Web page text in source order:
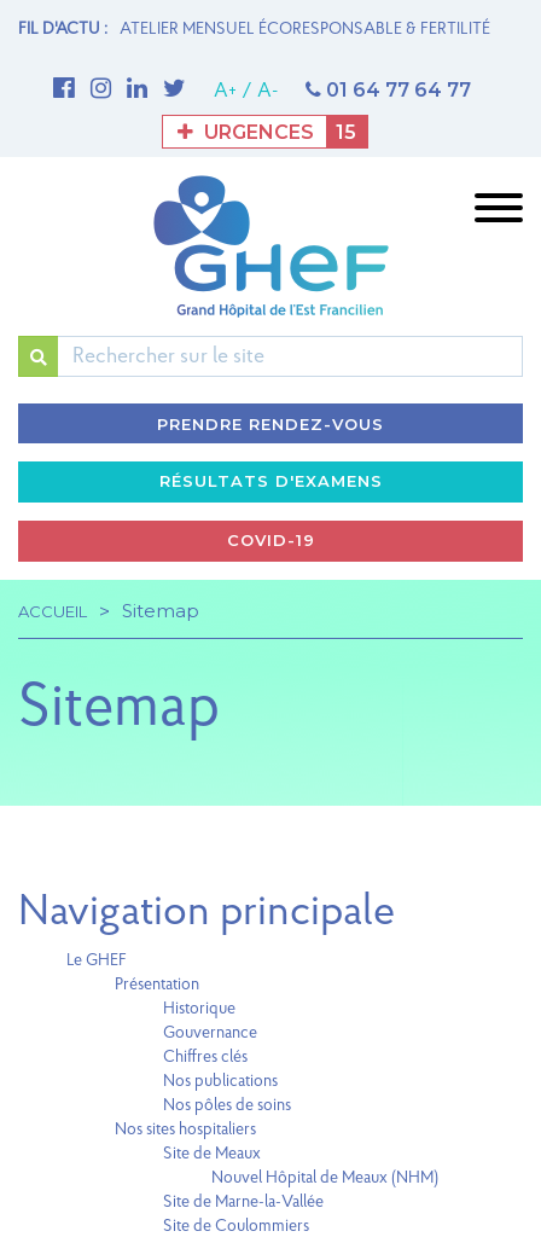
FIL D'ACTU :
MATERNITÉ ATELIER MENSUEL ÉCORESPONSABLE & FERTILITÉ
A+ / A-
01 64 77 64 77
URGENCES
15
PRENDRE RENDEZ-VOUS
RÉSULTATS D'EXAMENS
COVID-19
Navigation
principale
Fil
d'Ariane
ACCUEIL Sitemap
Sitemap
Navigation principale
Le GHEF
Présentation
Historique
Gouvernance
Chiffres clés
Nos publications
Nos pôles de soins
Nos sites hospitaliers
Site de Meaux
Nouvel Hôpital de Meaux (NHM)
Site de Marne-la-Vallée
Site de Coulommiers